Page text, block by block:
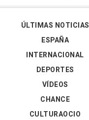
ÚLTIMAS NOTICIAS
ESPAÑA
INTERNACIONAL
DEPORTES
VÍDEOS
CHANCE
CULTURAOCIO